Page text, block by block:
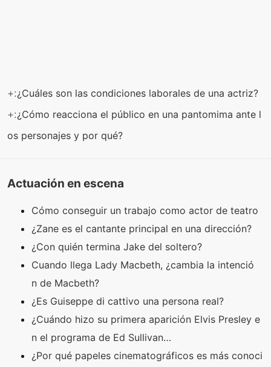
+:¿Cuáles son las condiciones laborales de una actriz?
+:¿Cómo reacciona el público en una pantomima ante l
os personajes y por qué?
Actuación en escena
Cómo conseguir un trabajo como actor de teatro
¿Zane es el cantante principal en una dirección?
¿Con quién termina Jake del soltero?
Cuando llega Lady Macbeth, ¿cambia la intenció
n de Macbeth?
¿Es Guiseppe di cattivo una persona real?
¿Cuándo hizo su primera aparición Elvis Presley e
n el programa de Ed Sullivan…
¿Por qué papeles cinematográficos es más conoci